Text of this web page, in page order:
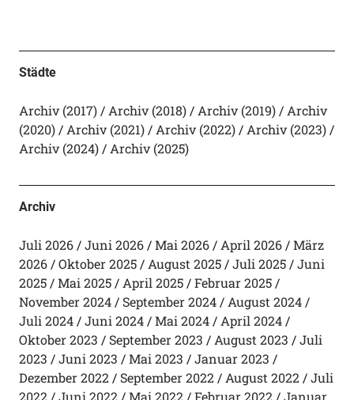
Städte
Archiv (2017) Archiv (2018) Archiv (2019)
Archiv
(2020)
Archiv (2021) Archiv (2022)
Archiv (2023)
Archiv (2024)
Archiv (2025)
Archiv
Juli 2026 Juni 2026 Mai 2026 April 2026
März
2026
Oktober 2025 August 2025 Juli 2025
Juni
2025
Mai 2025 April 2025
Februar 2025
November 2024
September 2024
August 2024
Juli 2024
Juni 2024 Mai 2024
April 2024
Oktober 2023
September 2023 August 2023
Juli
2023
Juni 2023 Mai 2023
Januar 2023
Dezember 2022
September 2022 August 2022
Juli
2022
Juni 2022 Mai 2022 Februar 2022
Januar